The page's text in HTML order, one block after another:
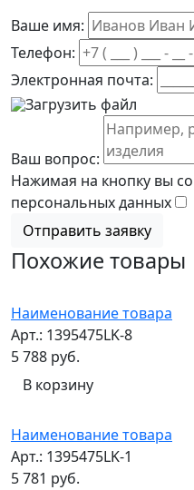
Ваше имя:
Телефон:
Электронная почта:
Загрузить файл
Ваш вопрос:
Нажимая на кнопку вы
персональных данных
Отправить заявку
Похожие товары
Наименование товара
Арт.: 1395475LK-8
5 788 руб.
В корзину
Наименование товара
Арт.: 1395475LK-1
5 781 руб.